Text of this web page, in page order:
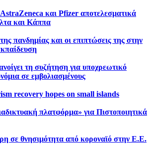
και Pfizer αποτελεσματικά
και Κάππα
πανδημίας και οι επιπτώσεις της στην
τη συζήτηση για υποχρεωτικό
σε εμβολιασμένους
recovery hopes on small islands
πλατφόρμα» για Πιστοποιητικά
σε θνησιμότητα από κοροναϊό στην Ε.Ε.